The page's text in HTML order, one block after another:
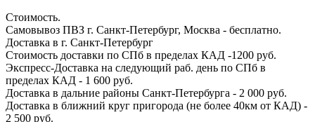
Стоимость.
Самовывоз ПВЗ г. Санкт-Петербург, Москва - бесплатно.
Доставка в г. Санкт-Петербург
Стоимость доставки по СПб в пределах КАД -1200 руб.
Экспресс-Доставка на следующий раб. день по СПб в
пределах КАД - 1 600 руб.
Доставка в дальние районы Санкт-Петербурга - 2 000 руб.
Доставка в ближний круг пригорода (не более 40км от КАД) -
2 500 руб.